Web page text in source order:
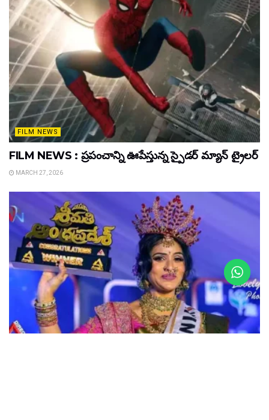
FILM NEWS
FILM NEWS : ప్రపంచాన్ని ఊపేస్తున్న స్పైడర్ మ్యాన్ ట్రైలర్
MARCH 27, 2026